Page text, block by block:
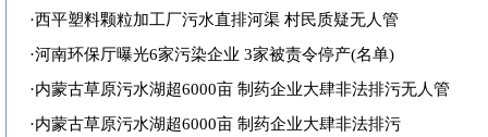
·西平塑料颗粒加工厂污水直排河渠 村民质疑无人管
·河南环保厅曝光6家污染企业 3家被责令停产(名单)
·内蒙古草原污水湖超6000亩 制药企业大肆非法排污无人管
·内蒙古草原污水湖超6000亩 制药企业大肆非法排污